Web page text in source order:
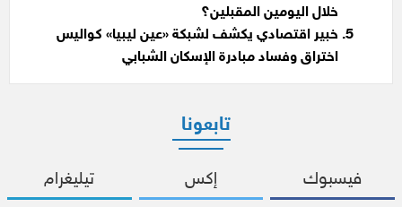
خلال اليومين المقبلين؟
خبير اقتصادي يكشف لشبكة «عين ليبيا» كواليس
اختراق وفساد مبادرة الإسكان الشبابي
تابعونا
فيسبوك إكس تيليغرام